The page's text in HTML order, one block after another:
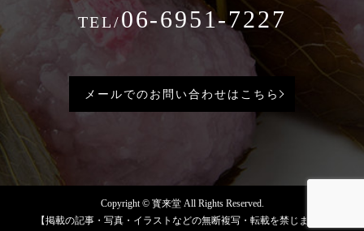
TEL/06-6951-7227
メールでのお問い合わせはこちら
Copyright © 寳来堂 All Rights Reserved.
【掲載の記事・写真・イラストなどの無断複写・転載を禁じます】